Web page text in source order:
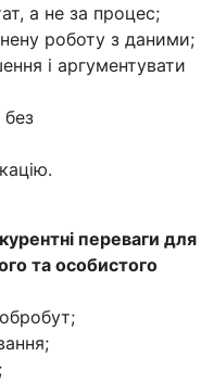
а не за процес;
роботу з даними;
і аргументувати
переваги для
та особистого